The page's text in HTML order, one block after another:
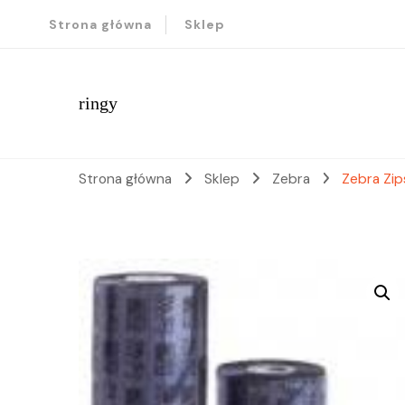
Strona główna Sklep
ringy
Strona główna Sklep Zebra Zebra